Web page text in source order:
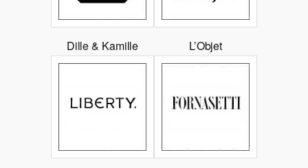
Dille & Kamille L’Objet